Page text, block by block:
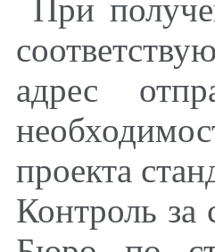
При
адрес
проекта
Контроль за